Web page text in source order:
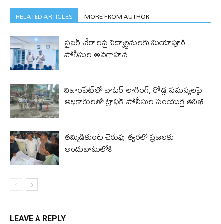
RELATED ARTICLES MORE FROM AUTHOR
సైబర్ నేరాలపై విద్యార్థినులకు మియాపూర్
పోలీసుల అవగాహన
నిజాంపేట్‌లో వాటర్ లాగింగ్, రోడ్ల సమస్యలపై
అధికారులతో ట్రాఫిక్ పోలీసుల సంయుక్త తనిఖీ
తమ్మిడికుంట చెరువు త్వరలో ప్రజలకు
అందుబాటులోకి
LEAVE A REPLY